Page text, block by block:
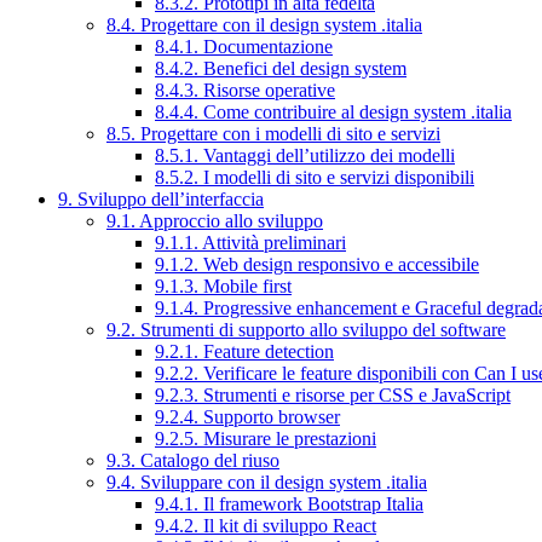
8.4. Progettare con il design system .italia
8.4.1. Documentazione
8.4.2. Benefici del design system
8.4.3. Risorse operative
8.4.4. Come contribuire al design system .italia
8.5. Progettare con i modelli di sito e servizi
8.5.1. Vantaggi dell’utilizzo dei modelli
8.5.2. I modelli di sito e servizi disponibili
9. Sviluppo dell’interfaccia
9.1. Approccio allo sviluppo
9.1.1. Attività preliminari
9.1.2. Web design responsivo e accessibile
9.1.3. Mobile first
9.1.4. Progressive enhancement e Graceful
9.2. Strumenti di supporto allo sviluppo del software
9.2.1. Feature detection
9.2.2. Verificare le feature disponibili con Can I
9.2.3. Strumenti e risorse per CSS e JavaScript
9.2.4. Supporto browser
9.2.5. Misurare le prestazioni
9.3. Catalogo del riuso
9.4. Sviluppare con il design system .italia
9.4.1. Il framework Bootstrap Italia
9.4.2. Il kit di sviluppo React